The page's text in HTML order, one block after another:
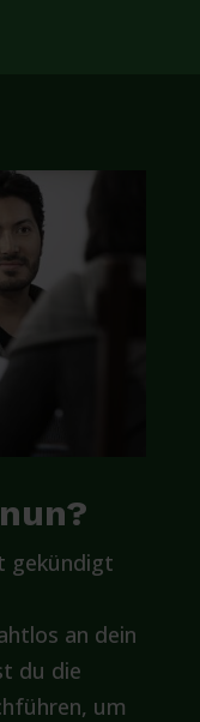
gekündigt
an dein
du die
um